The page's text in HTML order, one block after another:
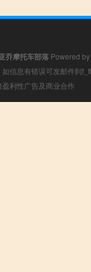
乔摩托车部落 Powered by
信息有错误可发邮件到
利性广告及商业合作